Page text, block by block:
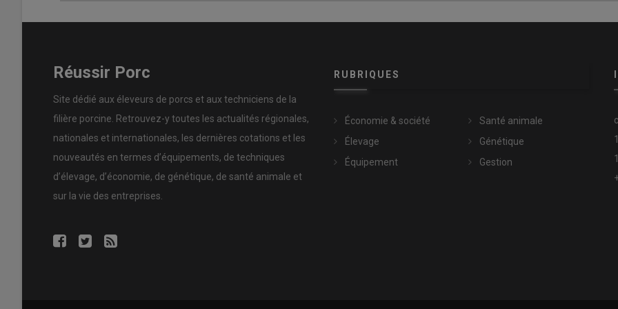
Réussir Porc
Site dédié aux éleveurs de porcs et aux techniciens de la
filière porcine. Retrouvez-y toutes les actualités régionales,
nationales et internationales, les dernières cotations et les
nouveautés en termes d’équipements, de techniques
d’élevage, d’économie, de génétique, de santé animale et
sur la vie des entreprises.
RUBRIQUES
Économie & société
Élevage
Équipement
Santé animale
Génétique
Gestion